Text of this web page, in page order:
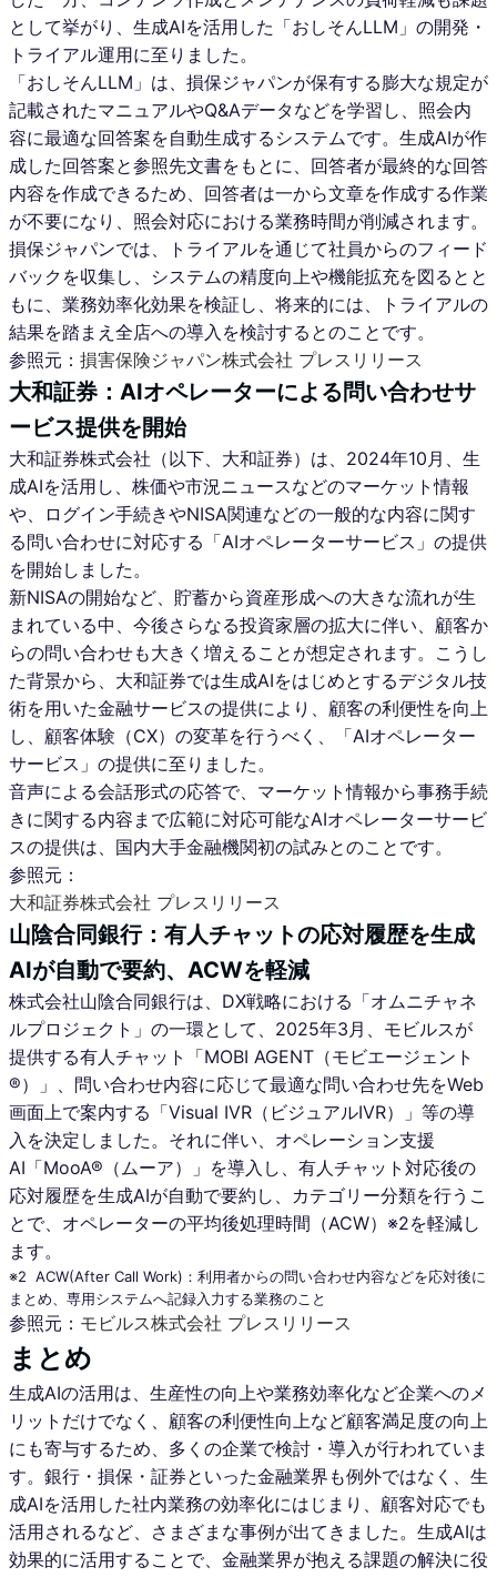
として挙がり、生成AIを活用した「おしそんLLM」の開発・
トライアル運用に至りました。
「おしそんLLM」は、損保ジャパンが保有する膨大な規定が
記載されたマニュアルやQ&Aデータなどを学習し、照会内
容に最適な回答案を自動生成するシステムです。生成AIが作
成した回答案と参照先文書をもとに、回答者が最終的な回答
内容を作成できるため、回答者は一から文章を作成する作業
が不要になり、照会対応における業務時間が削減されます。
損保ジャパンでは、トライアルを通じて社員からのフィード
バックを収集し、システムの精度向上や機能拡充を図るとと
もに、業務効率化効果を検証し、将来的には、トライアルの
結果を踏まえ全店への導入を検討するとのことです。
参照元： 損害保険ジャパン株式会社 プレスリリース
大和証券：AIオペレーターによる問い合わせサ
ービス提供を開始
大和証券株式会社（以下、大和証券）は、2024年10月、生
成AIを活用し、株価や市況ニュースなどのマーケット情報
や、ログイン手続きやNISA関連などの一般的な内容に関す
る問い合わせに対応する「AIオペレーターサービス」の提供
を開始しました。
新NISAの開始など、貯蓄から資産形成への大きな流れが生
まれている中、今後さらなる投資家層の拡大に伴い、顧客か
らの問い合わせも大きく増えることが想定されます。こうし
た背景から、大和証券では生成AIをはじめとするデジタル技
術を用いた金融サービスの提供により、顧客の利便性を向上
し、顧客体験（CX）の変革を行うべく、「AIオペレーター
サービス」の提供に至りました。
音声による会話形式の応答で、マーケット情報から事務手続
きに関する内容まで広範に対応可能なAIオペレーターサービ
スの提供は、国内大手金融機関初の試みとのことです。
参照元：
大和証券株式会社 プレスリリース
山陰合同銀行：有人チャットの応対履歴を生成
AIが自動で要約、ACWを軽減
株式会社山陰合同銀行は、DX戦略における「オムニチャネ
ルプロジェクト」の一環として、2025年3月、モビルスが
提供する有人チャット「MOBI AGENT（モビエージェント
®）」、問い合わせ内容に応じて最適な問い合わせ先をWeb
画面上で案内する「Visual IVR（ビジュアルIVR）」等の導
入を決定しました。それに伴い、オペレーション支援
AI「MooA®（ムーア）」を導入し、有人チャット対応後の
応対履歴を生成AIが自動で要約し、カテゴリー分類を行うこ
とで、オペレーターの平均後処理時間（ACW）※2を軽減し
ます。
※2 ACW(After Call Work)：利用者からの問い合わせ内容などを応対後に
まとめ、専用システムへ記録入力する業務のこと
参照元： モビルス株式会社 プレスリリース
まとめ
生成AIの活用は、生産性の向上や業務効率化など企業へのメ
リットだけでなく、顧客の利便性向上など顧客満足度の向上
にも寄与するため、多くの企業で検討・導入が行われていま
す。銀行・損保・証券といった金融業界も例外ではなく、生
成AIを活用した社内業務の効率化にはじまり、顧客対応でも
活用されるなど、さまざまな事例が出てきました。生成AIは
効果的に活用することで、金融業界が抱える課題の解決に役